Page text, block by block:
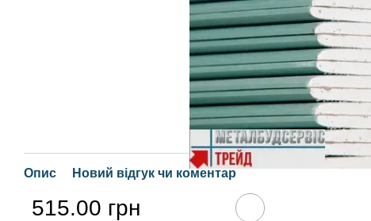
Опис Новий відгук чи коментар
515.00 грн